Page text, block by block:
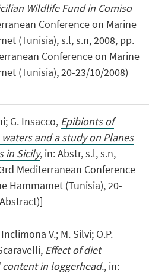
Wildlife Fund in Comiso
Conference on Marine
(Tunisia), s.l, s.n, 2008, pp.
Conference on Marine
(Tunisia), 20-23/10/2008)
G. Insacco, Epibionts of
and a study on Planes
in Sicily, in: Abstr, s.l, s.n,
Mediterranean Conference
Hammamet (Tunisia), 20-
V.; M. Silvi; O.P.
Effect of diet
in loggerhead., in: